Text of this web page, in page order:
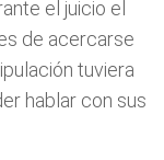
el juicio el
de acercarse
tuviera
hablar con sus